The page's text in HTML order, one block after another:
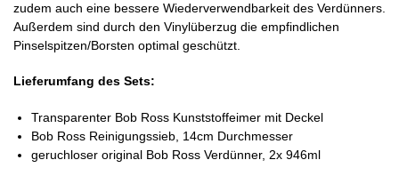
zudem auch eine bessere Wiederverwendbarkeit des Verdünners.
Außerdem sind durch den Vinylüberzug die empfindlichen
Pinselspitzen/Borsten optimal geschützt.
Lieferumfang des Sets:
Transparenter Bob Ross Kunststoffeimer mit Deckel
Bob Ross Reinigungssieb, 14cm Durchmesser
geruchloser original Bob Ross Verdünner, 2x 946ml